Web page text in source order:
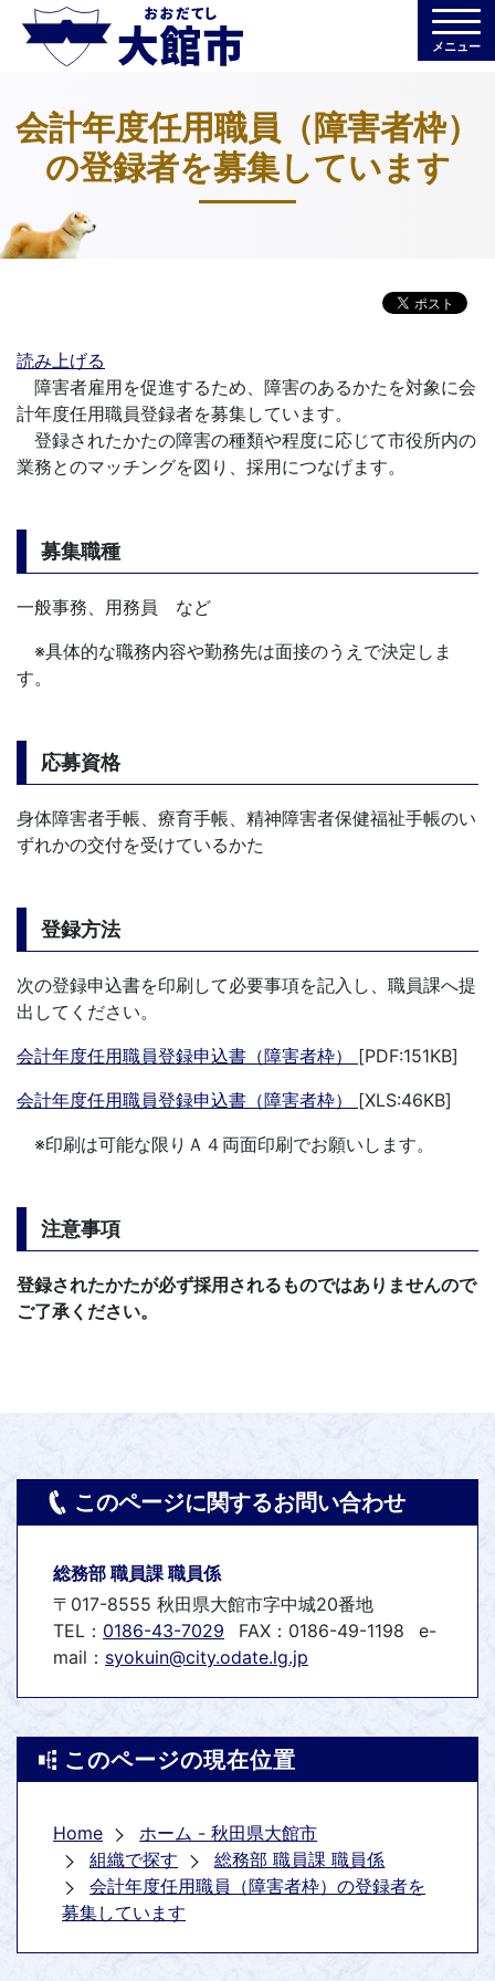
メニュー
会計年度任用職員（障害者枠）
の登録者を募集しています
読み上げる
障害者雇用を促進するため、障害のあるかたを対象に会
計年度任用職員登録者を募集しています。
登録されたかたの障害の種類や程度に応じて市役所内の
業務とのマッチングを図り、採用につなげます。
募集職種
一般事務、用務員 など
※具体的な職務内容や勤務先は面接のうえで決定しま
す。
応募資格
身体障害者手帳、療育手帳、精神障害者保健福祉手帳のい
ずれかの交付を受けているかた
登録方法
次の登録申込書を印刷して必要事項を記入し、職員課へ提
出してください。
会計年度任用職員登録申込書（障害者枠） [PDF:151KB]
会計年度任用職員登録申込書（障害者枠） [XLS:46KB]
※印刷は可能な限りＡ４両面印刷でお願いします。
注意事項
登録されたかたが必ず採用されるものではありませんので
ご了承ください。
このページに関するお問い合わせ
総務部 職員課 職員係
〒017-8555 秋田県大館市字中城20番地
TEL： 0186-43-7029 FAX：0186-49-1198
e-
mail： syokuin@city.odate.lg.jp
このページの現在位置
Home
ホーム - 秋田県大館市
組織で探す
総務部 職員課 職員係
会計年度任用職員（障害者枠）の登録者を
募集しています